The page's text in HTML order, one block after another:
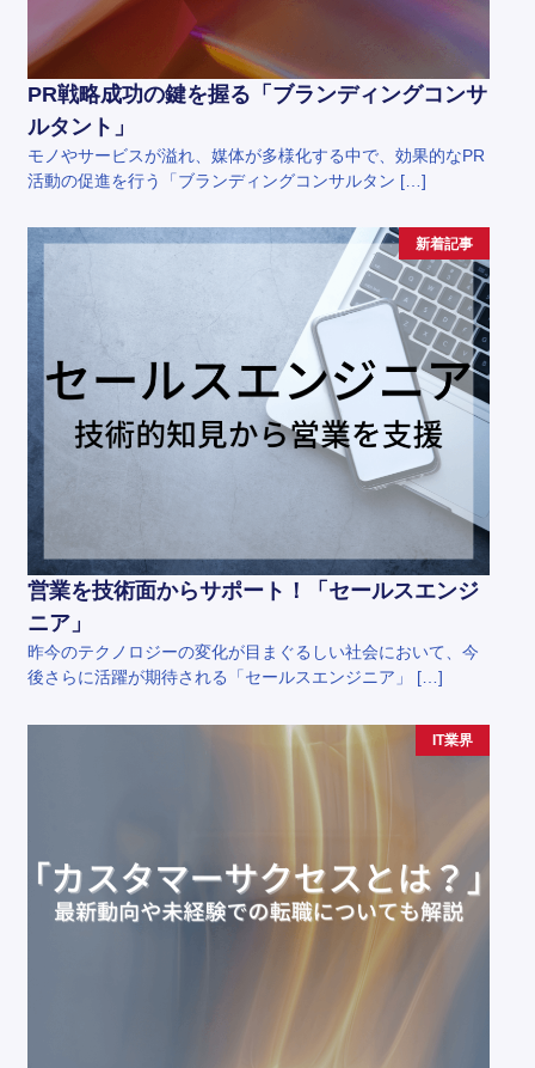
PR戦略成功の鍵を握る「ブランディングコンサ
ルタント」
モノやサービスが溢れ、媒体が多様化する中で、効果的なPR
活動の促進を行う「ブランディングコンサルタン […]
新着記事
営業を技術面からサポート！「セールスエンジ
ニア」
昨今のテクノロジーの変化が目まぐるしい社会において、今
後さらに活躍が期待される「セールスエンジニア」 […]
IT業界